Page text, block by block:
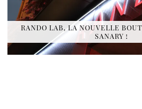
RANDO LAB, LA NOUVELLE
SANARY !